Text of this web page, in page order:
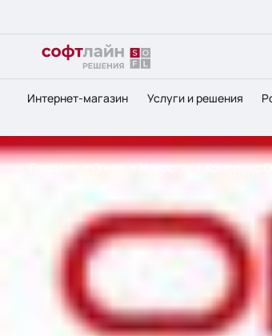
Интернет-магазин Услуги и решения
Главная О нас Новости Комплекс